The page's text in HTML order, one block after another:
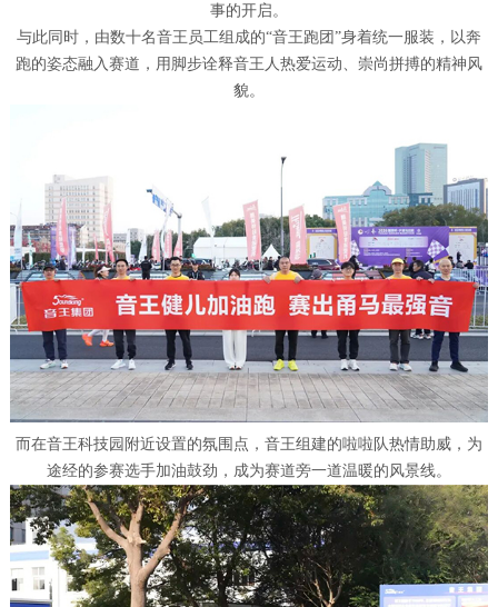
事的开启。
与此同时，由数十名音王员工组成的“音王跑团”身着统一服装，以奔
跑的姿态融入赛道，用脚步诠释音王人热爱运动、崇尚拼搏的精神风
貌。
而在音王科技园附近设置的氛围点，音王组建的啦啦队热情助威，为
途经的参赛选手加油鼓劲，成为赛道旁一道温暖的风景线。